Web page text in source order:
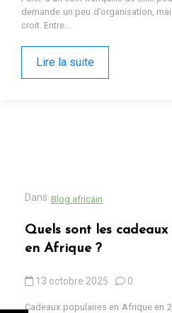
Dans Blog africain
Quels sont les
en Afrique ?
13 octobre 2025 0
Cadeaux populaires en Afrique en